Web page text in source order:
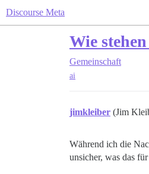
Discourse Meta
Wie
Gemeinschaft
ai
jimkleiber (Jim
Während ich die
unsicher, was das